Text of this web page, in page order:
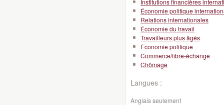
Institutions financières
Économie politique
Relations internationales
Économie du travail
Travailleurs plus âgés
Économie politique
Commerce/libre-échange
Chômage
Langues :
Anglais seulement